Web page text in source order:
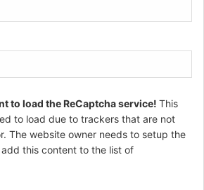
to load the ReCaptcha service! This
to load due to trackers that are not
The website owner needs to setup the
this content to the list of